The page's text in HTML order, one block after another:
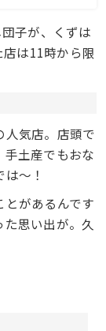
子が、くずは
は11時から限
人気店。店頭で
土産でもおな
〜！
とがあるんです
思い出が。久